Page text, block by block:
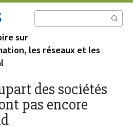
sur
les réseaux et les
des sociétés
pas encore